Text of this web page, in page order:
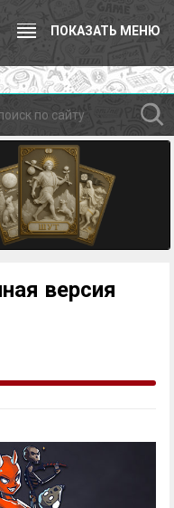
ПОКАЗАТЬ МЕНЮ
версия